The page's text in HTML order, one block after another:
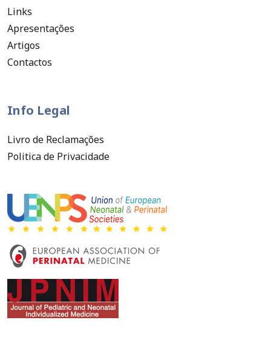
Links
Apresentações
Artigos
Contactos
Info Legal
Livro de Reclamações
Politica de Privacidade